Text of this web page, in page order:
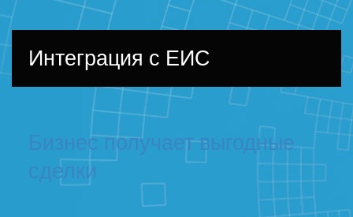
Интеграция с ЕИС
Бизнес получает выгодные
сделки